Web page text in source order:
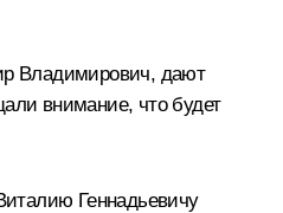
Владимирович, дают
внимание, что будет
Геннадьевичу